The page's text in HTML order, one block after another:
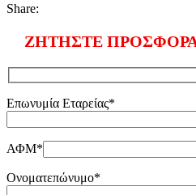
Share:
ΖΗΤΗΣΤΕ
Επωνυμία Εταρείας*
ΑΦΜ*
Ονοματεπώνυμο*